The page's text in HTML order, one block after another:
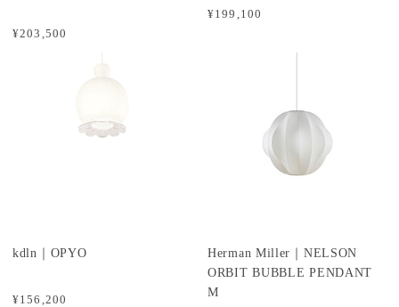
¥203,500
¥199,100
¥156,200
kdln｜OPYO
Herman Miller｜NELSON
ORBIT BUBBLE PENDANT
M